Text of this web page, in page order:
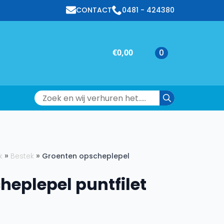
CONTACT 0481 - 424380
€0,00 0
Search
Bestek
Groenten opscheplepel
puntfilet